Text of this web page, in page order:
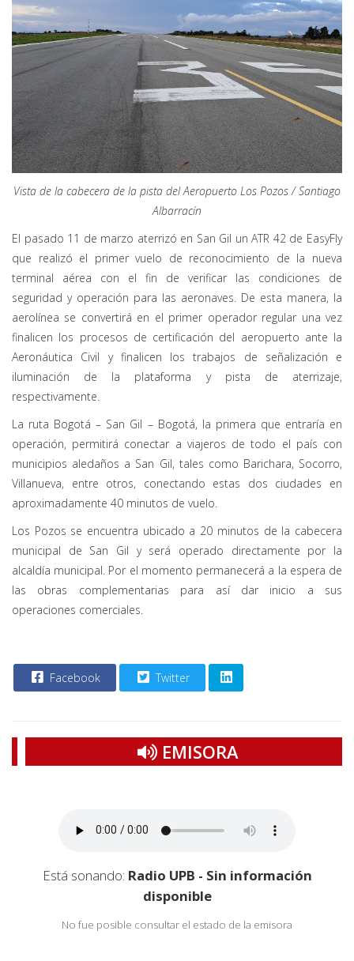
Vista de la cabecera de la pista del Aeropuerto Los Pozos / Santiago
Albarracín
El pasado 11 de marzo aterrizó en San Gil un ATR 42 de EasyFly
que realizó el primer vuelo de reconocimiento de la nueva
terminal aérea con el fin de verificar las condiciones de
seguridad y operación para las aeronaves. De esta manera, la
aerolínea se convertirá en el primer operador regular una vez
finalicen los procesos de certificación del aeropuerto ante la
Aeronáutica Civil y finalicen los trabajos de señalización e
iluminación de la plataforma y pista de aterrizaje,
respectivamente.
La ruta Bogotá – San Gil – Bogotá, la primera que entraría en
operación, permitirá conectar a viajeros de todo el país con
municipios aledaños a San Gil, tales como Barichara, Socorro,
Villanueva, entre otros, conectando estas dos ciudades en
aproximadamente 40 minutos de vuelo.
Los Pozos se encuentra ubicado a 20 minutos de la cabecera
municipal de San Gil y será operado directamente por la
alcaldía municipal. Por el momento permanecerá a la espera de
las obras complementarias para así dar inicio a sus
operaciones comerciales.
Facebook Twitter
EMISORA
Está sonando: Radio UPB - Sin información
disponible
No fue posible consultar el estado de la emisora